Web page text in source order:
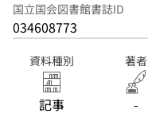
国立国会図書館書誌ID
034608773
資料種別
記事
著者
-